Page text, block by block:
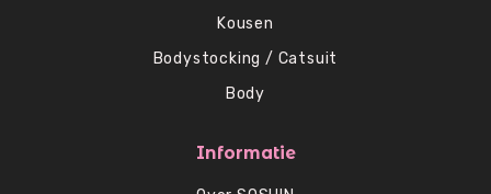
Kousen
Bodystocking / Catsuit
Body
Informatie